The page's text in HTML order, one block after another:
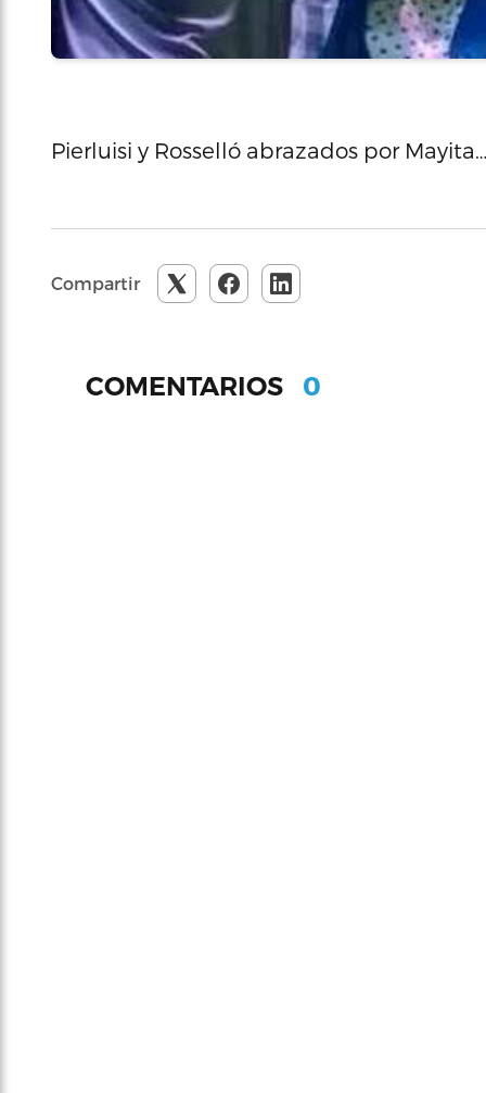
Pierluisi y Rosselló abrazados por Mayita…
Compartir
COMENTARIOS 0